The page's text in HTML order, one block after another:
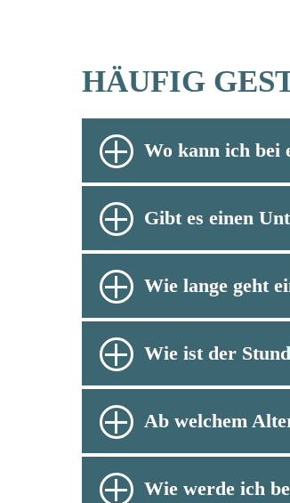
HÄUFIG
Wo kann ich bei
Gibt es einen
Wie lange geht
Wie ist der
Ab welchem
Wie werde ich